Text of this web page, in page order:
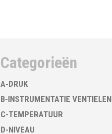
Categorieën
A-DRUK
B-INSTRUMENTATIE VENTIELEN
C-TEMPERATUUR
D-NIVEAU